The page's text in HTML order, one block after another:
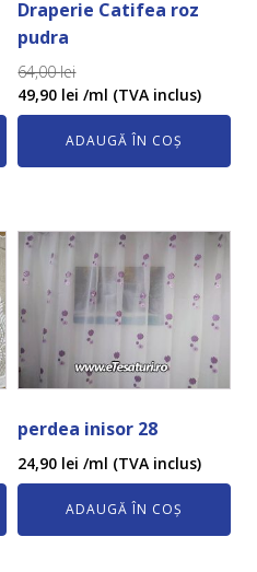
Draperie Catifea roz
pudra
64,00lei
49,90 lei /ml (TVA inclus)
ADAUGĂ ÎN COȘ
perdea inisor 28
24,90 lei /ml (TVA inclus)
ADAUGĂ ÎN COȘ